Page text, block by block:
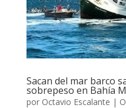
Sacan del mar barco
sobrepeso en Bahía
por Octavio Escalante |